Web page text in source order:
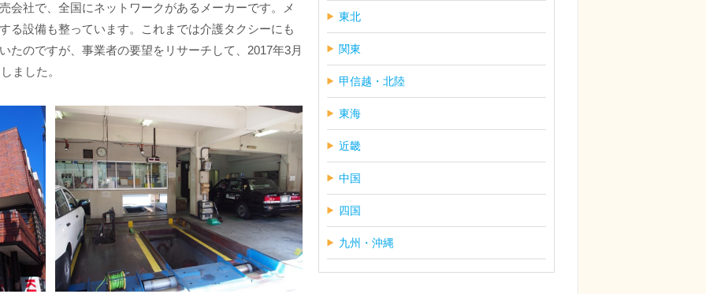
会社で、全国にネットワークがあるメーカーです。メ
る設備も整っています。これまでは介護タクシーにも
たのですが、事業者の要望をリサーチして、2017年3月
ました。
東北
関東
甲信越・北陸
東海
近畿
中国
四国
九州・沖縄